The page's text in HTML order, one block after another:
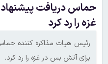
حماس دریافت
غزه را رد کرد
رئیس هیات مذاکره کننده
برای آتش بس در غزه را رد کرد.